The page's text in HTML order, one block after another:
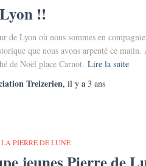
!!
de Lyon où nous sommes en
que nous avons arpenté ce
de Noël place Carnot. Lire la suite
Treizerien, il y a 3 ans
PIERRE DE LUNE